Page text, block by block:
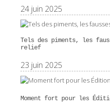
24 juin 2025
Tels des piments, les
relief
23 juin 2025
Moment fort pour les